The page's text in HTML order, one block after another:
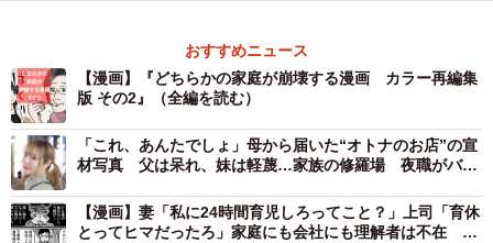
おすすめニュース
【漫画】『どちらかの家庭が崩壊する漫画 カラー再編集
版 その2』（全編を読む）
「これ、あんたでしょ」母から届いた“オトナのお店”の宣
材写真 父は呆れ、妹は軽蔑…家族の修羅場 夜職がバレ
【漫画】妻「私に24時間育児しろってこと？」上司「育休
とってヒマだったろ」家庭にも会社にも理解者は不在 父